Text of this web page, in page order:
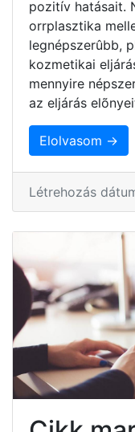
pozitív hatásait.
orrplasztika
legnépszerûbb,
kozmetikai
mennyire
az eljárás
Elolvasom →
Létrehozás